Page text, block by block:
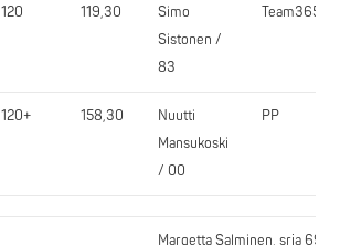
120 119,30
Simo
Sistonen /
83
Team365
120+ 158,30
Nuutti
Mansukoski
/ 00
PP
Margetta Salminen, srja 69